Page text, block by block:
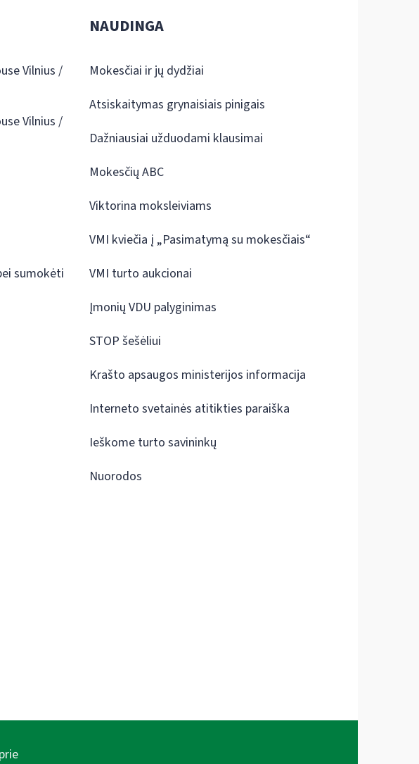
Vilnius /
Vilnius /
sumokėti
NAUDINGA
Mokesčiai ir jų dydžiai
Atsiskaitymas grynaisiais pinigais
Dažniausiai užduodami klausimai
Mokesčių ABC
Viktorina moksleiviams
VMI kviečia į „Pasimatymą su mokesčiais“
VMI turto aukcionai
Įmonių VDU palyginimas
STOP šešėliui
Krašto apsaugos ministerijos informacija
Interneto svetainės atitikties paraiška
Ieškome turto savininkų
Nuorodos